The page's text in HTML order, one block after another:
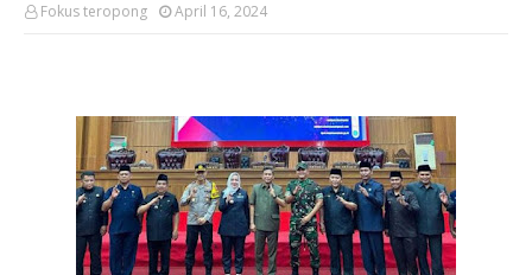
Fokus teropong April 16, 2024